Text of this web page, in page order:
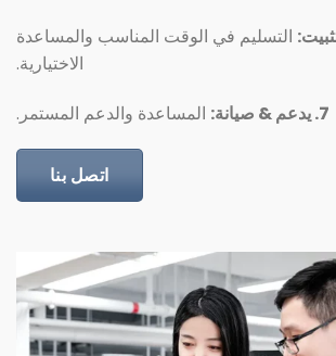
التسليم في الوقت المناسب والمساعدة
الاختيارية.
7. يدعم & صيانة:
المساعدة والدعم المستمر.
اتصل بنا